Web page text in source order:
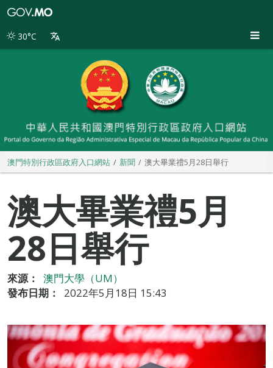
別
30°C
澳門特別行政區政府入口網站 新聞 澳大畢業禮5月28日舉行
澳大畢業禮5月
28日舉行
來源：
澳門大學（UM）
發布日期：
2022年5月18日 15:43